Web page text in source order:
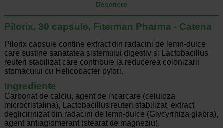
Descriere
Pilorix, 30 capsule, Fiterman Pharma - Catena
Pilorix capsule contine extract din radacini de lemn-dulce
care sustine sanatatea sistemului digestiv si Lactobacillus
reuteri stabilizat care contribuie la reducerea colonizarii
stomacului cu Helicobacter pylori.
Ingrediente
Carbonat de calciu, agent de incarcare (celuloza
microcristalina), Lactobacillus reuteri stabilizat, extract
deglicirinizat din radacini de lemn-dulce (Glycyrrhiza glabra),
agent antiaglomerant (stearat de magneziu).